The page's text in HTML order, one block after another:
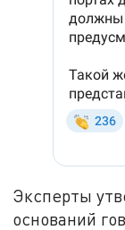
Эксперты
оснований